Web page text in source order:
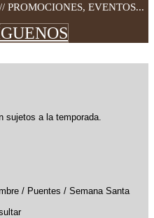
PROMOCIONES, EVENTOS...
sujetos a la temporada.
/ Puentes / Semana Santa